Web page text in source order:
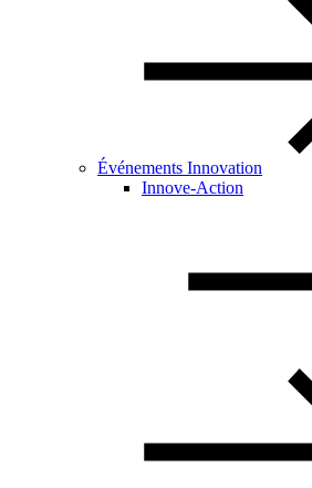
Événements Innovation
Innove-Action